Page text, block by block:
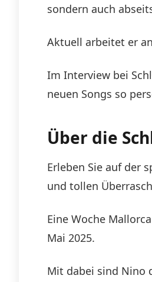
sondern auch
Aktuell arbeitet er
Im Interview bei
neuen Songs so
Über die
Erleben Sie auf der
und tollen
Eine Woche
Mai 2025.
Mit dabei sind Nino